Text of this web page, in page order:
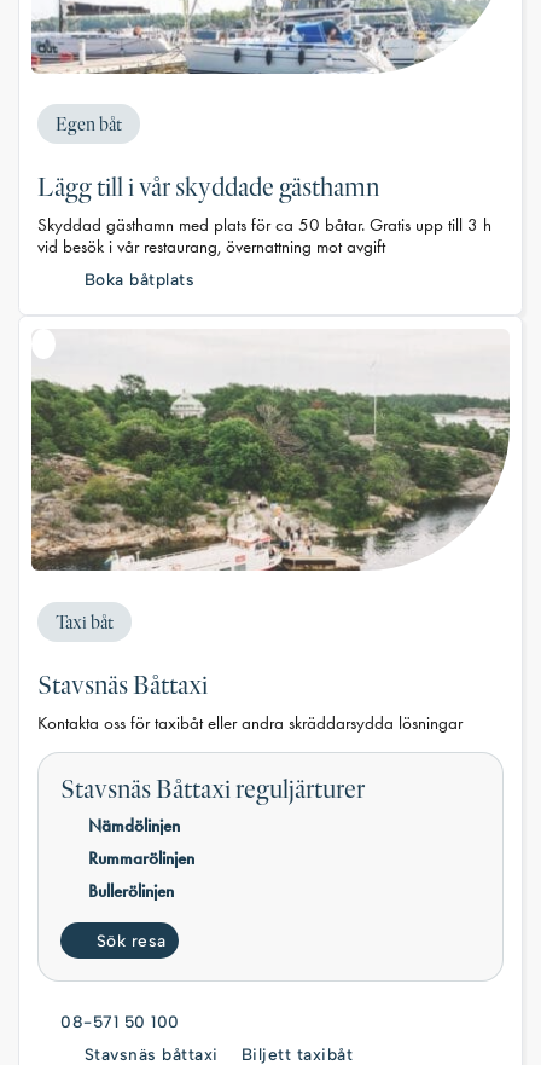
Egen båt
Lägg till i vår skyddade gästhamn
Skyddad gästhamn med plats för ca 50 båtar. Gratis upp till 3 h
vid besök i vår restaurang, övernattning mot avgift
Boka båtplats
Taxi båt
Stavsnäs Båttaxi
Kontakta oss för taxibåt eller andra skräddarsydda lösningar
Stavsnäs Båttaxi reguljärturer
Nämdölinjen
Rummarölinjen
Bullerölinjen
Sök resa
08-571 50 100
Stavsnäs båttaxi
Biljett taxibåt